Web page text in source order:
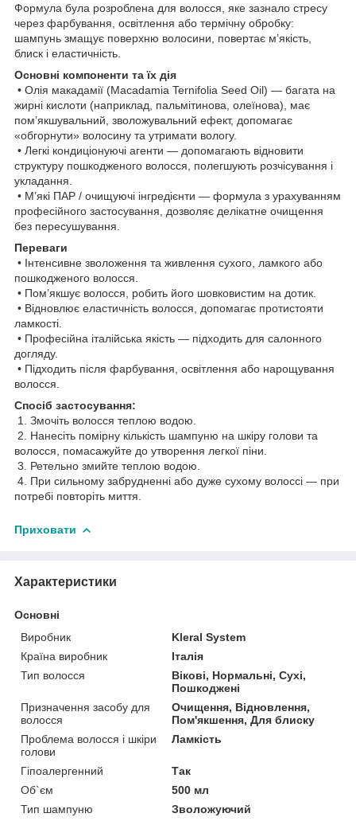
Формула була розроблена для волосся, яке зазнало стресу
через фарбування, освітлення або термічну обробку:
шампунь змащує поверхню волосини, повертає м’якість,
блиск і еластичність.
Основні компоненти та їх дія
• Олія макадамії (Macadamia Ternifolia Seed Oil) — багата на
жирні кислоти (наприклад, пальмітинова, олеїнова), має
пом’якшувальний, зволожувальний ефект, допомагає
«обгорнути» волосину та утримати вологу.
• Легкі кондиціонуючі агенти — допомагають відновити
структуру пошкодженого волосся, полегшують розчісування і
укладання.
• М’які ПАР / очищуючі інгредієнти — формула з урахуванням
професійного застосування, дозволяє делікатне очищення
без пересушування.
Переваги
• Інтенсивне зволоження та живлення сухого, ламкого або
пошкодженого волосся.
• Пом’якшує волосся, робить його шовковистим на дотик.
• Відновлює еластичність волосся, допомагає протистояти
ламкості.
• Професійна італійська якість — підходить для салонного
догляду.
• Підходить після фарбування, освітлення або нарощування
волосся.
Спосіб застосування:
1. Змочіть волосся теплою водою.
2. Нанесіть помірну кількість шампуню на шкіру голови та
волосся, помасажуйте до утворення легкої піни.
3. Ретельно змийте теплою водою.
4. При сильному забрудненні або дуже сухому волоссі — при
потребі повторіть миття.
Приховати
Характеристики
Основні
Виробник
Kleral System
Країна виробник
Італія
Тип волосся
Вікові, Нормальні, Сухі,
Пошкоджені
Призначення засобу для
волосся
Очищення, Відновлення,
Пом'якшення, Для блиску
Проблема волосся і шкіри
голови
Ламкість
Гіпоалергенний
Так
Об`єм
500 мл
Тип шампуню
Зволожуючий